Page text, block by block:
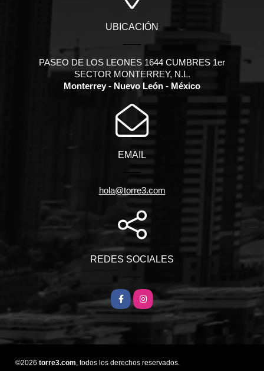
UBICACIÓN
PASEO DE LOS LEONES 1644 CUMBRES 1er
SECTOR MONTERREY, N.L.
Monterrey - Nuevo León - México
EMAIL
hola@torre3.com
REDES SOCIALES
FacebookInstagram
©2026 torre3.com , todos los derechos reservados.